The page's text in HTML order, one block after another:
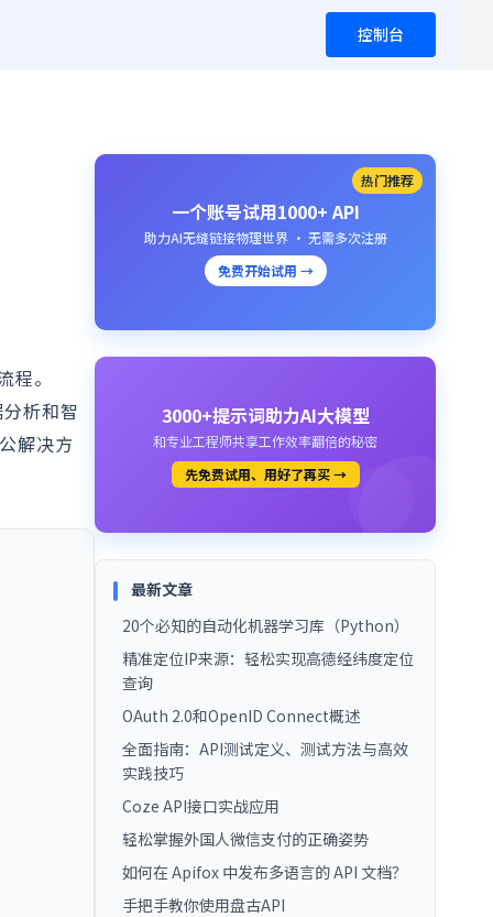
控制台
。
析和智
解决方
热门推荐
一个账号试用1000+ API
助力AI无缝链接物理世界 · 无需多次注册
免费开始试用 →
3000+提示词助力AI大模型
和专业工程师共享工作效率翻倍的秘密
先免费试用、用好了再买 →
最新文章
20个必知的自动化机器学习库（Python）
精准定位IP来源：轻松实现高德经纬度定位
查询
OAuth 2.0和OpenID Connect概述
全面指南：API测试定义、测试方法与高效
实践技巧
Coze API接口实战应用
轻松掌握外国人微信支付的正确姿势
如何在 Apifox 中发布多语言的 API 文档？
手把手教你使用盘古API